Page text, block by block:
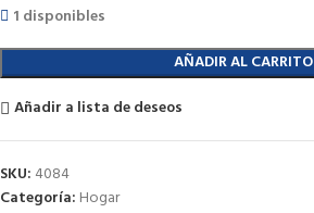
1 disponibles
AÑADIR AL CARRITO
Añadir a lista de deseos
SKU: 4084
Categoría: Hogar